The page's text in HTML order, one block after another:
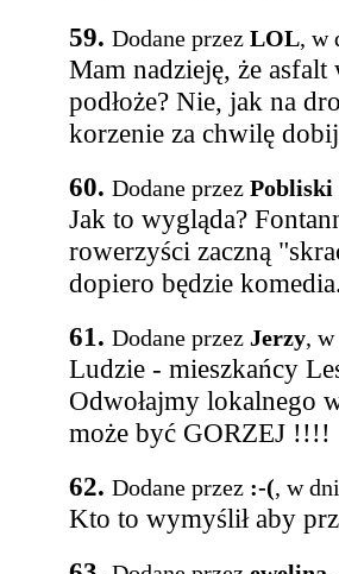
59. Dodane przez LOL, w
Mam nadzieję, że
podłoże? Nie, jak na
korzenie za chwilę
60. Dodane przez Pobliski
Jak to wygląda?
rowerzyści zaczną
dopiero będzie
61. Dodane przez Jerzy, w
Ludzie - mieszkańcy
Odwołajmy lokalnego
może być GORZEJ !!!!
62. Dodane przez :-(, w
Kto to wymyślił aby